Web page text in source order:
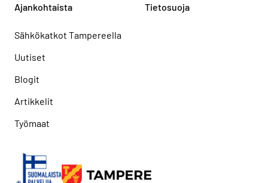
Ajankohtaista
Sähkökatkot Tampereella
Uutiset
Blogit
Artikkelit
Työmaat
Tietosuoja